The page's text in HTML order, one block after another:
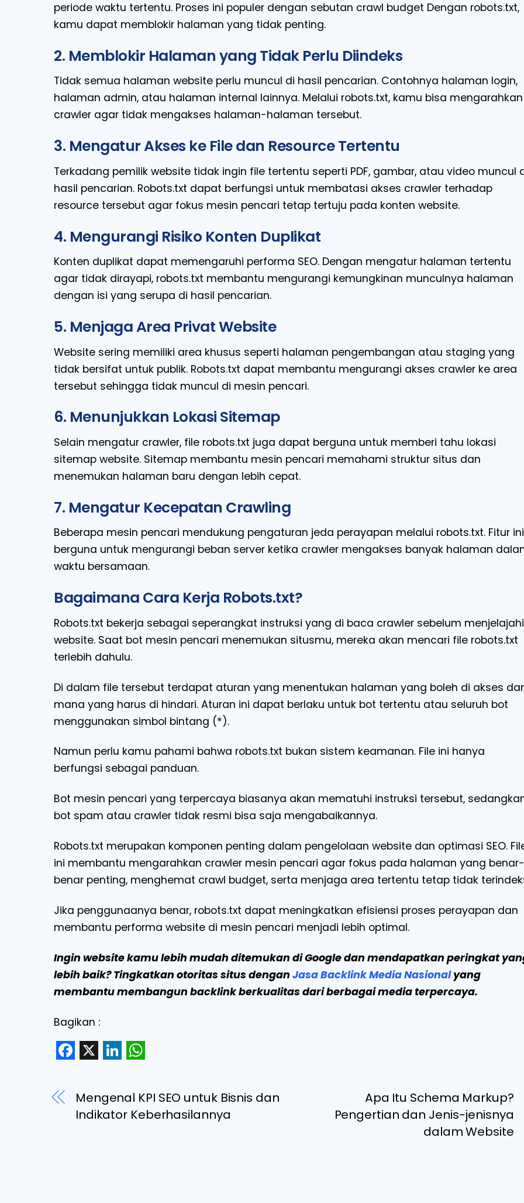
periode waktu tertentu. Proses ini populer dengan sebutan crawl budget Dengan robots.txt,
kamu dapat memblokir halaman yang tidak penting.
2. Memblokir Halaman yang Tidak Perlu Diindeks
Tidak semua halaman website perlu muncul di hasil pencarian. Contohnya halaman login,
halaman admin, atau halaman internal lainnya. Melalui robots.txt, kamu bisa mengarahkan
crawler agar tidak mengakses halaman-halaman tersebut.
3. Mengatur Akses ke File dan Resource Tertentu
Terkadang pemilik website tidak ingin file tertentu seperti PDF, gambar, atau video muncul
hasil pencarian. Robots.txt dapat berfungsi untuk membatasi akses crawler terhadap
resource tersebut agar fokus mesin pencari tetap tertuju pada konten website.
4. Mengurangi Risiko Konten Duplikat
Konten duplikat dapat memengaruhi performa SEO. Dengan mengatur halaman tertentu
agar tidak dirayapi, robots.txt membantu mengurangi kemungkinan munculnya halaman
dengan isi yang serupa di hasil pencarian.
5. Menjaga Area Privat Website
Website sering memiliki area khusus seperti halaman pengembangan atau staging yang
tidak bersifat untuk publik. Robots.txt dapat membantu mengurangi akses crawler ke area
tersebut sehingga tidak muncul di mesin pencari.
6. Menunjukkan Lokasi Sitemap
Selain mengatur crawler, file robots.txt juga dapat berguna untuk memberi tahu lokasi
sitemap website. Sitemap membantu mesin pencari memahami struktur situs dan
menemukan halaman baru dengan lebih cepat.
7. Mengatur Kecepatan Crawling
Beberapa mesin pencari mendukung pengaturan jeda perayapan melalui robots.txt. Fitur ini
berguna untuk mengurangi beban server ketika crawler mengakses banyak halaman
waktu bersamaan.
Bagaimana Cara Kerja Robots.txt?
Robots.txt bekerja sebagai seperangkat instruksi yang di baca crawler sebelum menjelajahi
website. Saat bot mesin pencari menemukan situsmu, mereka akan mencari file robots.txt
terlebih dahulu.
Di dalam file tersebut terdapat aturan yang menentukan halaman yang boleh di akses
mana yang harus di hindari. Aturan ini dapat berlaku untuk bot tertentu atau seluruh bot
menggunakan simbol bintang (*).
Namun perlu kamu pahami bahwa robots.txt bukan sistem keamanan. File ini hanya
berfungsi sebagai panduan.
Bot mesin pencari yang terpercaya biasanya akan mematuhi instruksi tersebut,
bot spam atau crawler tidak resmi bisa saja mengabaikannya.
Robots.txt merupakan komponen penting dalam pengelolaan website dan optimasi SEO.
ini membantu mengarahkan crawler mesin pencari agar fokus pada halaman yang benar-
benar penting, menghemat crawl budget, serta menjaga area tertentu tetap tidak
Jika penggunaanya benar, robots.txt dapat meningkatkan efisiensi proses perayapan dan
membantu performa website di mesin pencari menjadi lebih optimal.
Ingin website kamu lebih mudah ditemukan di Google dan mendapatkan peringkat
lebih baik? Tingkatkan otoritas situs dengan Jasa Backlink Media Nasionalyang
membantu membangun backlink berkualitas dari berbagai media terpercaya.
Bagikan :
F
a
c
X L
n
k
W
h
a
t
Mengenal KPI SEO untuk Bisnis dan
Indikator Keberhasilannya
Apa Itu Schema Markup?
Pengertian dan Jenis-jenisnya
dalam Website